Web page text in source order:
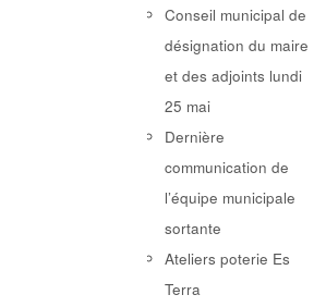
Conseil municipal de
désignation du maire
et des adjoints lundi
25 mai
Dernière
communication de
l’équipe municipale
sortante
Ateliers poterie Es
Terra